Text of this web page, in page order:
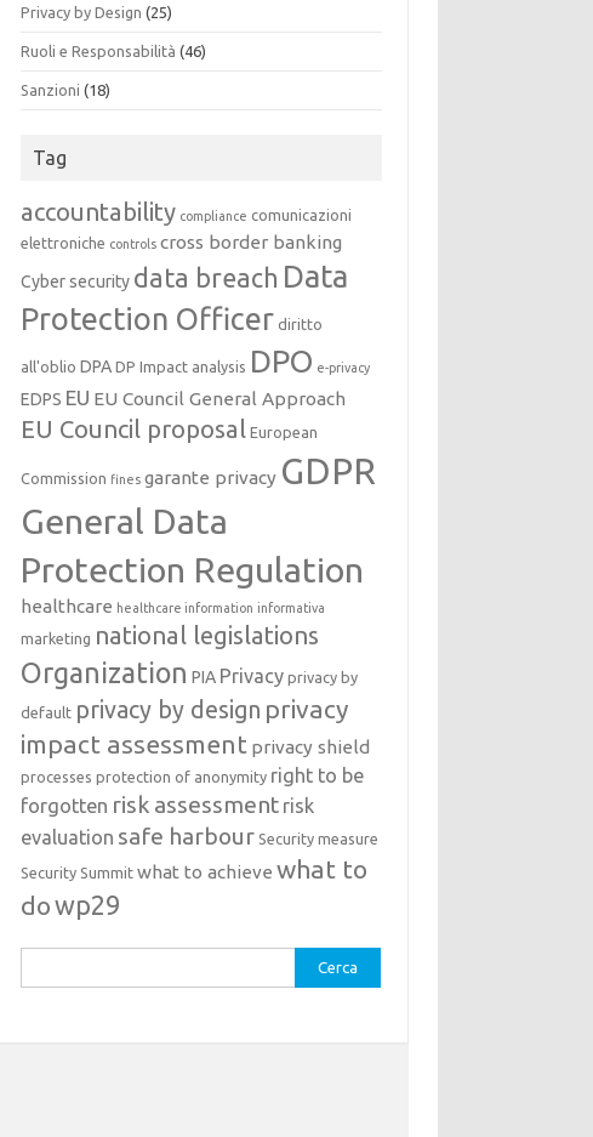
Privacy by Design (25)
Ruoli e Responsabilità (46)
Sanzioni (18)
Tag
accountability compliance comunicazioni
elettroniche controls cross border banking
Cyber security data breach Data
Protection Officer diritto
all'oblio DPA DP Impact analysis DPO e-privacy
EDPS EU EU Council General Approach
EU Council proposal European
Commission fines garante privacy GDPR
General Data
Protection Regulation
healthcare healthcare information informativa
marketing national legislations
Organization PIA Privacy privacy by
default privacy by design privacy
impact assessment privacy shield
processes protection of anonymity right to be
forgotten risk assessment risk
evaluation safe harbour Security measure
Security Summit what to achieve what to
dowp29
per: